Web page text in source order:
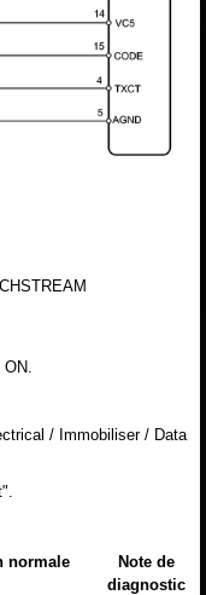
/ Immobiliser / Data
normale
Note de
diagnostic